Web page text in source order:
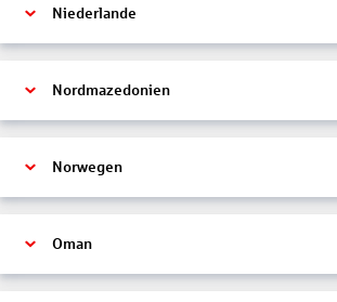
Niederlande
Nordmazedonien
Norwegen
Oman